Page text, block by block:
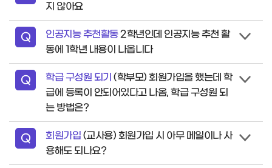
지 않아요
Q질
인공지능 추천활동2학년인데 인공지능 추천 활
동에 1학년 내용이 나옵니다
Q질
학급 구성원 되기 (학부모) 회원가입을 했는데 학
급에 등록이 안되어있다고 나옴, 학급 구성원 되
는 방법은?
Q질
회원가입 (교사용) 회원가입 시 아무 메일이나 사
용해도 되나요?